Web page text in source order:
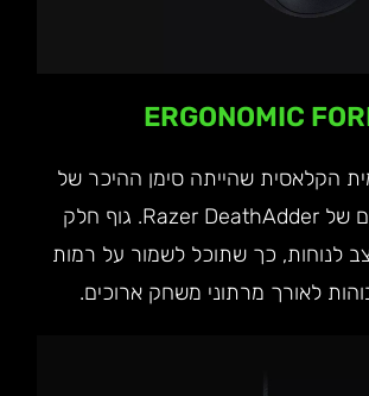
ERGONOMIC
הקלאסית שהייתה סימן ההיכר של
דורות קודמים של Razer DeathAdder. גוף חלק
לנוחות, כך שתוכל לשמור על רמות
לאורך מרתוני משחק ארוכים.